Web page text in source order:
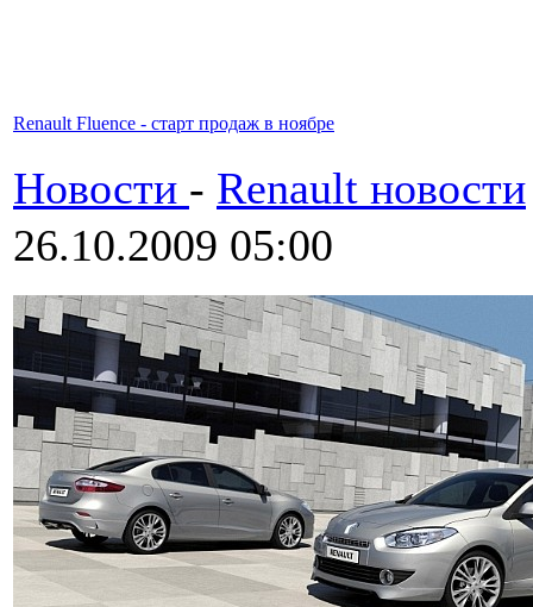
Renault Fluence - старт продаж в ноябре
Новости - Renault новости
26.10.2009 05:00